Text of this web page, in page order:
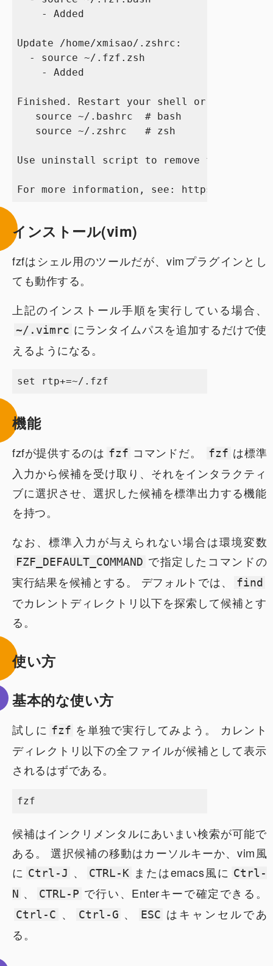
    - Added
Update /home/xmisao/.zshrc:
  - source ~/.fzf.zsh
    - Added
Finished. Restart your shell or reload
   source ~/.bashrc  # bash
   source ~/.zshrc   # zsh
Use uninstall script to remove fzf.
インストール(vim)
fzfはシェル用のツールだが、vimプラグインとし
ても動作する。
上記のインストール手順を実行している場合、
~/.vimrc にランタイムパスを追加するだけで使
えるようになる。
機能
fzfが提供するのは fzf コマンドだ。 fzf は標準
入力から候補を受け取り、それをインタラクティ
ブに選択させ、選択した候補を標準出力する機能
を持つ。
なお、標準入力が与えられない場合は環境変数
FZF_DEFAULT_COMMAND で指定したコマンドの
実行結果を候補とする。 デフォルトでは、
find
でカレントディレクトリ以下を探索して候補とす
る。
使い方
基本的な使い方
試しに fzf を単独で実行してみよう。 カレント
ディレクトリ以下の全ファイルが候補として表示
されるはずである。
候補はインクリメンタルにあいまい検索が可能で
ある。 選択候補の移動はカーソルキーか、vim風
に Ctrl-J 、 CTRL-K またはemacs風に Ctrl-
N 、 CTRL-P で行い、Enterキーで確定できる。
Ctrl-C 、 Ctrl-G 、 ESC はキャンセルであ
る。